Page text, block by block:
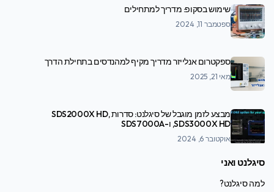
שימוש בסקופ: מדריך למתחילים
ספטמבר 11, 2024
ספקטרום אנלייזר מדריך מקיף למהנדסים בתחילת הדרך
מאי 21, 2025
מבצע לזמן מוגבל של סיגלנט: סדרות SDS2000X HD,
SDS3000X HD, ו-SDS7000A
אוקטובר 6, 2024
סיגלנט ואני
למה סיגלנט?